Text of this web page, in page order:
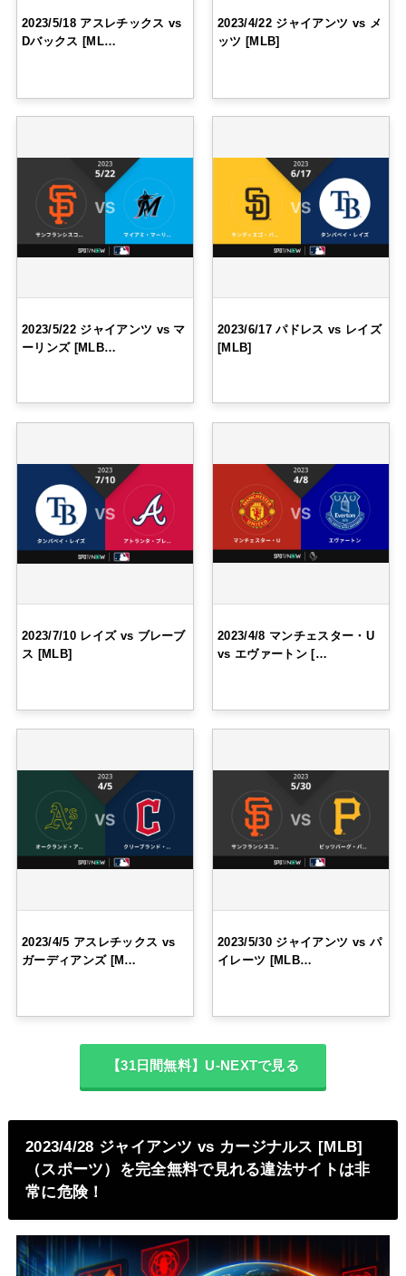
2023/5/18 アスレチックス vs
Dバックス [ML…
2023/4/22 ジャイアンツ vs メ
ッツ [MLB]
2023/5/22 ジャイアンツ vs マ
ーリンズ [MLB…
2023/6/17 パドレス vs レイズ
[MLB]
2023/7/10 レイズ vs ブレーブ
ス [MLB]
2023/4/8 マンチェスター・U
vs エヴァートン […
2023/4/5 アスレチックス vs
ガーディアンズ [M…
2023/5/30 ジャイアンツ vs パ
イレーツ [MLB…
【31日間無料】U-NEXTで見る
2023/4/28 ジャイアンツ vs カージナルス [MLB]
（スポーツ）を完全無料で見れる違法サイトは非
常に危険！